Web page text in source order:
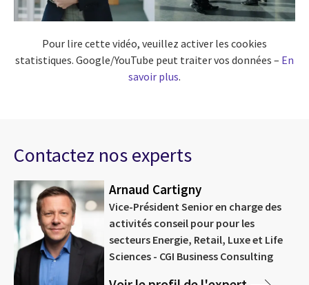
Pour lire cette vidéo, veuillez activer les cookies
statistiques. Google/YouTube peut traiter vos données – En
savoir plus.
Contactez nos experts
Arnaud Cartigny
Vice-Président Senior en charge des
activités conseil pour pour les
secteurs Energie, Retail, Luxe et Life
Sciences - CGI Business Consulting